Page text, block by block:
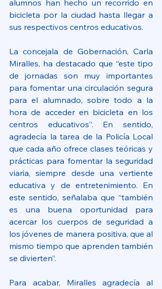
alumnos han hecho un recorrido en
bicicleta por la ciudad hasta llegar a
sus respectivos centros educativos.
La concejala de Gobernación, Carla
Miralles, ha destacado que “este tipo
de jornadas son muy importantes
para fomentar una circulación segura
para el alumnado, sobre todo a la
hora de acceder en bicicleta en los
centros educativos”. En sentido,
agradecía la tarea de la Policía Local
que cada año ofrece clases teóricas y
prácticas para fomentar la seguridad
viaria, siempre desde una vertiente
educativa y de entretenimiento. En
este sentido, señalaba que “también
es una buena oportunidad para
acercar los cuerpos de seguridad a
los jóvenes de manera positiva, que al
mismo tiempo que aprenden también
se divierten”.
Para acabar, Miralles agradecía al